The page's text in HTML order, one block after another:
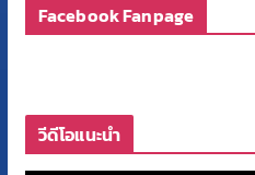
Facebook Fanpage
วีดีโอแนะนำ